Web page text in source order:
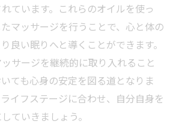
ています。これらのオイルを使っ
マッサージを行うことで、心と体の
良い眠りへと導くことができます。
サージを継続的に取り入れること
ても心身の安定を図る道となりま
イフステージに合わせ、自分自身を
ていきましょう。